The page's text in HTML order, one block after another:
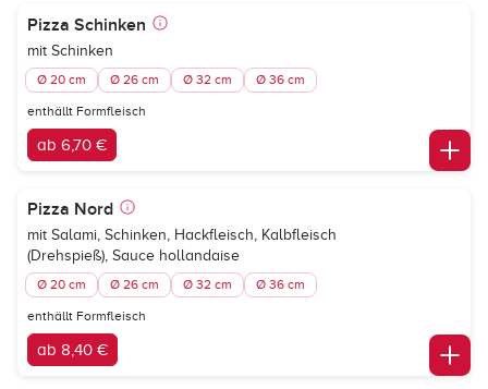
Pizza Schinken
mit Schinken
Ø 20 cm Ø 26 cm Ø 32 cm Ø 36 cm
enthällt Formfleisch
ab 6,70 €
Pizza Nord
mit Salami, Schinken, Hackfleisch, Kalbfleisch
(Drehspieß), Sauce hollandaise
Ø 20 cm Ø 26 cm Ø 32 cm Ø 36 cm
enthällt Formfleisch
ab 8,40 €